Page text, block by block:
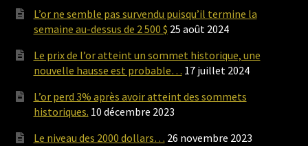
L’or ne semble pas survendu puisqu’il termine la
semaine au-dessus de 2 500 $ 25 août 2024
Le prix de l’or atteint un sommet historique, une
nouvelle hausse est probable… 17 juillet 2024
L’or perd 3% après avoir atteint des sommets
historiques. 10 décembre 2023
Le niveau des 2000 dollars… 26 novembre 2023